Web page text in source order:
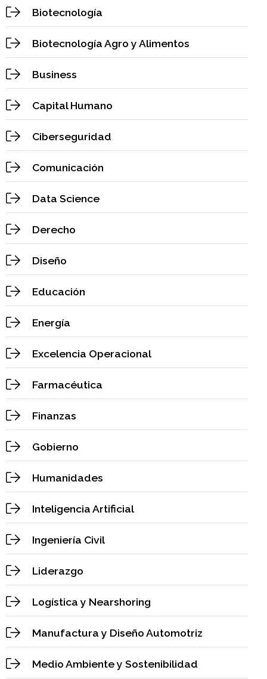
Biotecnología
Biotecnología Agro y Alimentos
Business
Capital Humano
Ciberseguridad
Comunicación
Data Science
Derecho
Diseño
Educación
Energía
Excelencia Operacional
Farmacéutica
Finanzas
Gobierno
Humanidades
Inteligencia Artificial
Ingeniería Civil
Liderazgo
Logística y Nearshoring
Manufactura y Diseño Automotriz
Medio Ambiente y Sostenibilidad